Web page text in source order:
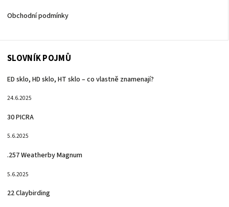
Obchodní podmínky
SLOVNÍK POJMŮ
ED sklo, HD sklo, HT sklo – co vlastně znamenají?
24.6.2025
30 PICRA
5.6.2025
.257 Weatherby Magnum
5.6.2025
22 Claybirding